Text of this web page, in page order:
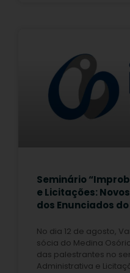
Seminário
e Licitações:
dos Enunciados do
No dia 12 de agosto,
sócia do Medina
das palestrantes no
Administrativa e